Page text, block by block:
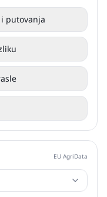
putovanja
EU AgriData